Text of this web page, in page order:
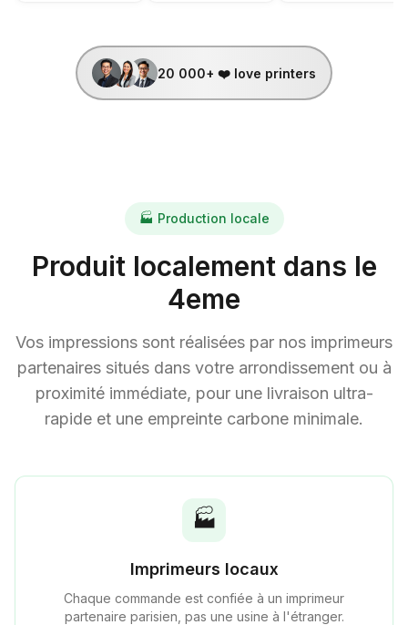
20 000+ ❤️ love printers
🏭 Production locale
Produit localement dans le
4eme
Vos impressions sont réalisées par nos imprimeurs
partenaires situés dans votre arrondissement ou à
proximité immédiate, pour une livraison ultra-
rapide et une empreinte carbone minimale.
🏭
Imprimeurs locaux
Chaque commande est confiée à un imprimeur
partenaire parisien, pas une usine à l'étranger.